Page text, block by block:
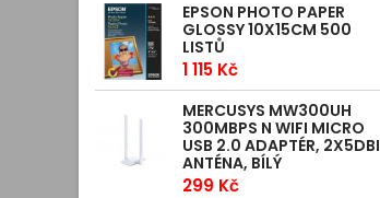
EPSON PHOTO PAPER
GLOSSY 10X15CM 500
LISTŮ
1 115 Kč
MERCUSYS MW300UH
300MBPS N WIFI MICRO
USB 2.0 ADAPTÉR, 2X5DBI
ANTÉNA, BÍLÝ
299 Kč